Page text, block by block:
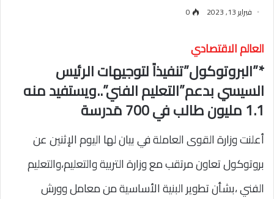
فبراير 13, 2023 0
العالم الاقتصادي
*”البروتوكول”تنفيذاً لتوجيهات الرئيس
السيسي بدعم”التعليم الفني”..ويستفيد منه
1.1 مليون طالب في 700 مَدرسة
أعلنت وزارة القوى العاملة في بيان لها اليوم الإثنين عن
بروتوكول تعاون مرتقب مع وزارة التربية والتعليم،والتعليم
الفني ،بشأن تطوير البنية الأساسية من معامل وورش